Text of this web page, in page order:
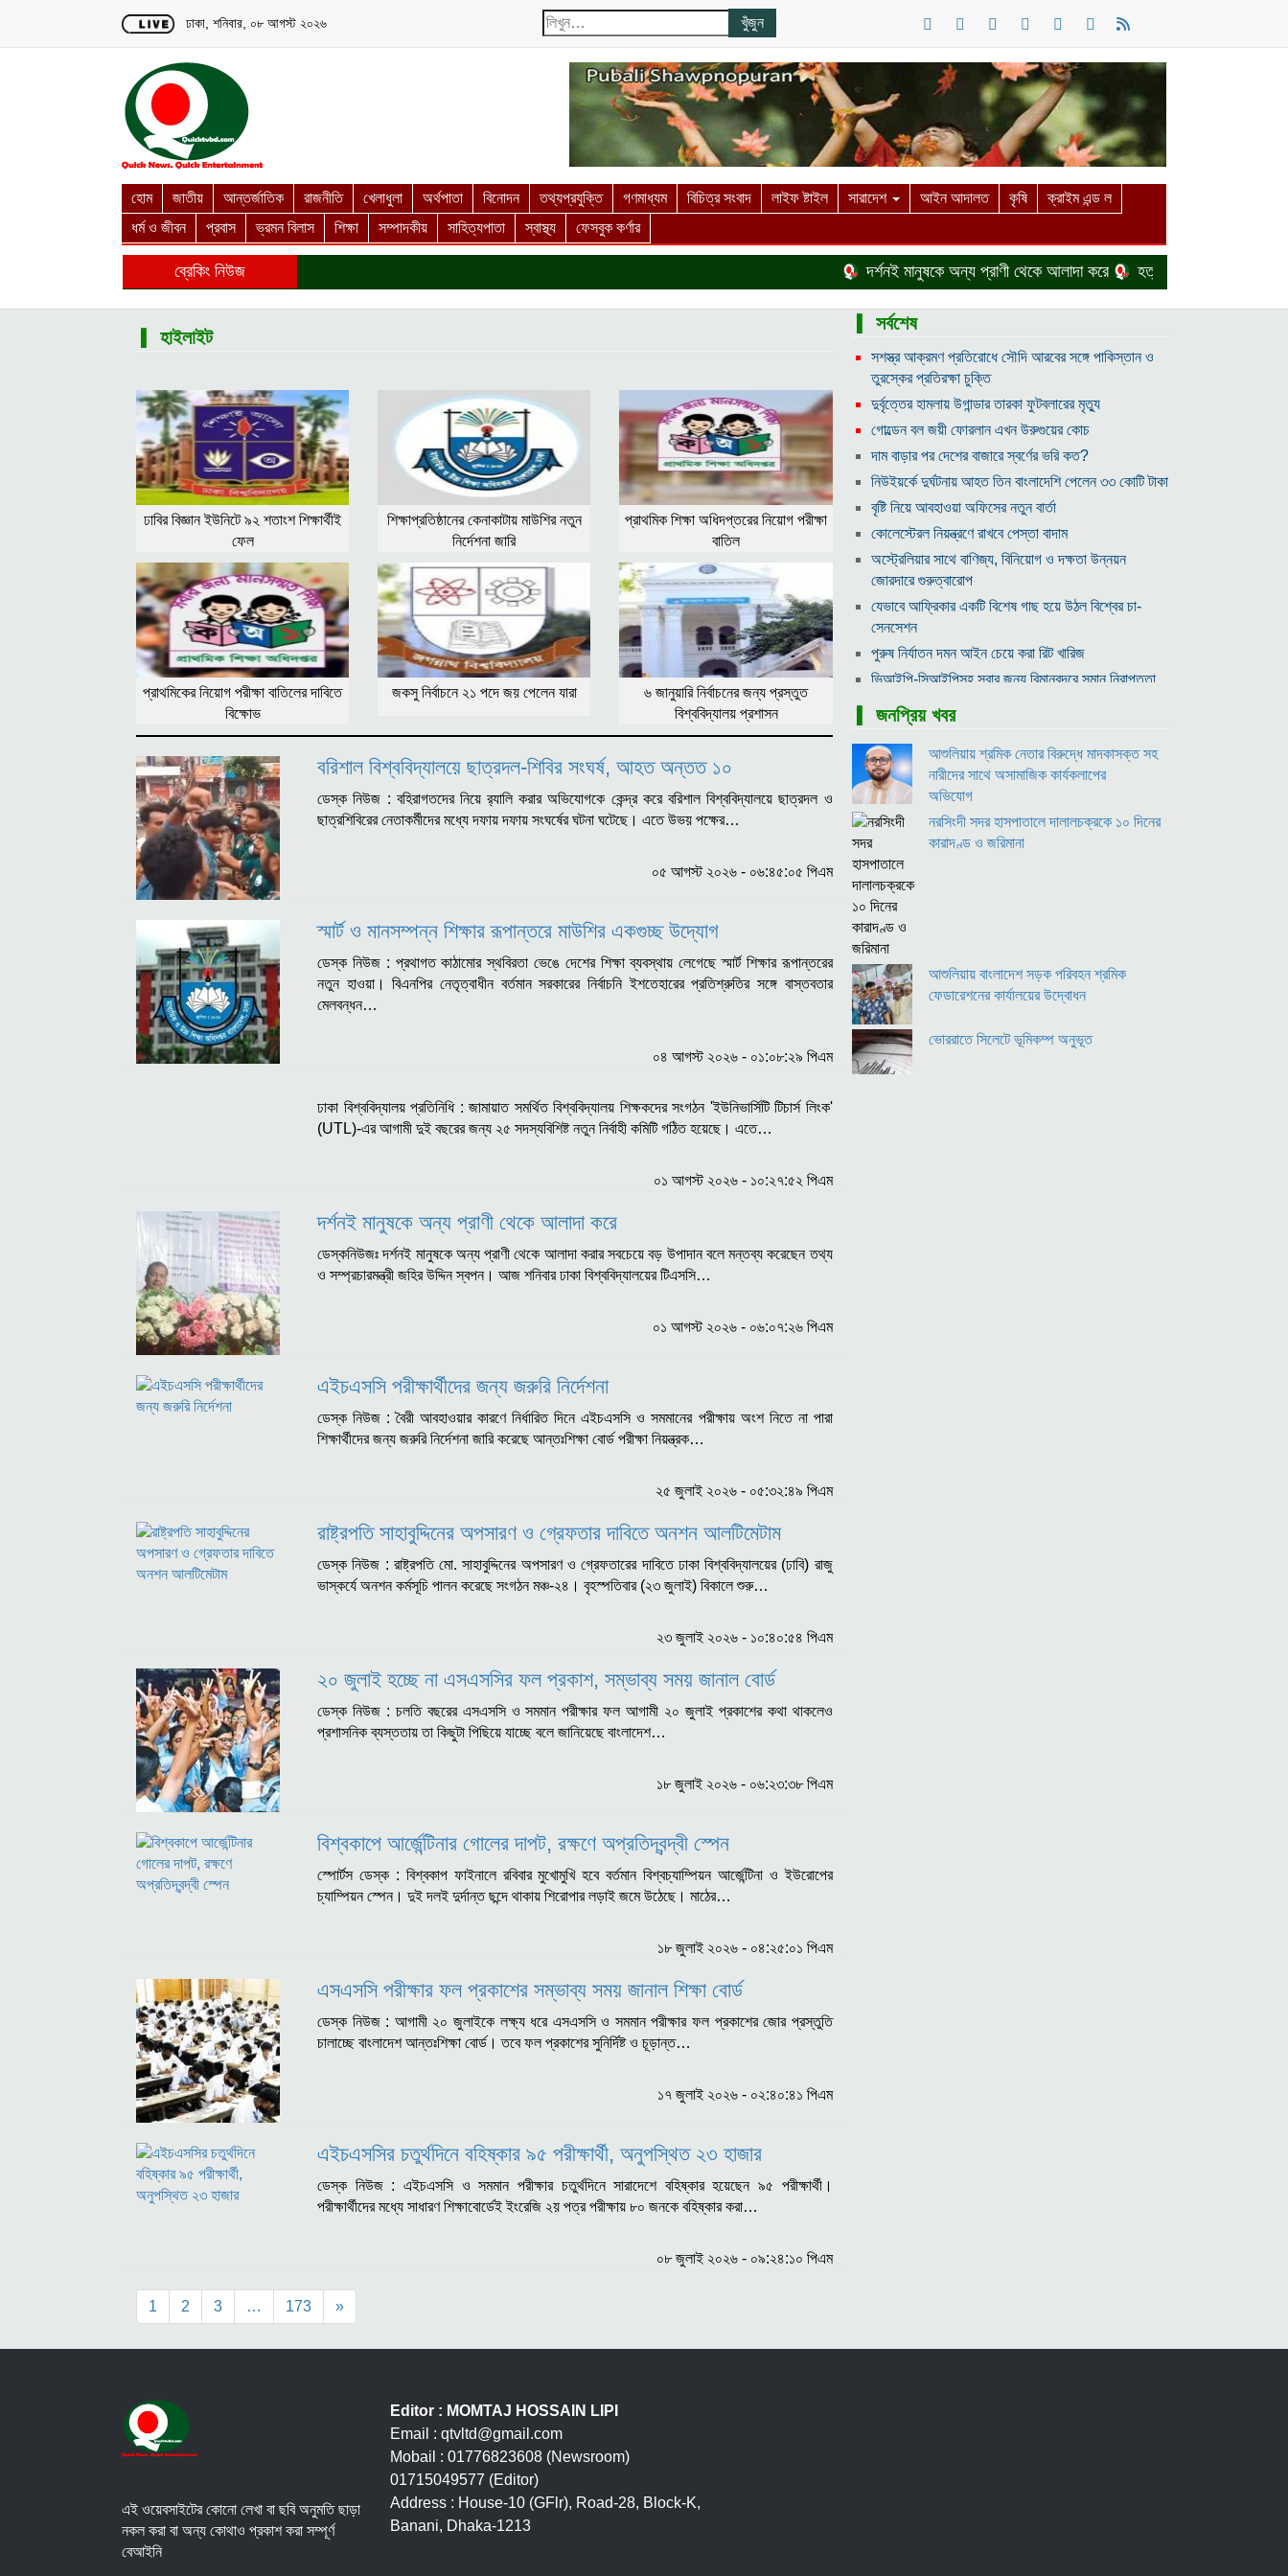
ঢাকা, শনিবার, ০৮ আগস্ট ২০২৬
হোম জাতীয় আন্তর্জাতিক রাজনীতি খেলাধুলা অর্থপাতা বিনোদন তথ্যপ্রযুক্তি গণমাধ্যম বিচিত্র সংবাদ লাইফ ষ্টাইল সারাদেশ আইন আদালত কৃষি
ক্রাইম এন্ড ল
ধর্ম ও জীবন
প্রবাস ভ্রমন বিলাস শিক্ষা সম্পাদকীয় সাহিত্যপাতা স্বাস্থ্য ফেসবুক কর্ণার
ব্রেকিং নিউজ দর্শনই মানুষকে অন্য প্রাণী থেকে আলাদা করে হত্যা মামলা থেকে বাঁচতে দেশ
▎হাইলাইট
ঢাবির বিজ্ঞান ইউনিটে ৯২ শতাংশ শিক্ষার্থীই
ফেল
শিক্ষাপ্রতিষ্ঠানের কেনাকাটায় মাউশির নতুন
নির্দেশনা জারি
প্রাথমিক শিক্ষা অধিদপ্তরের নিয়োগ পরীক্ষা
বাতিল
প্রাথমিকের নিয়োগ পরীক্ষা বাতিলের দাবিতে
বিক্ষোভ
জকসু নির্বাচনে ২১ পদে জয় পেলেন যারা
৬ জানুয়ারি নির্বাচনের জন্য প্রস্তুত
বিশ্ববিদ্যালয় প্রশাসন
বরিশাল বিশ্ববিদ্যালয়ে ছাত্রদল-শিবির সংঘর্ষ, আহত অন্তত ১০
ডেস্ক নিউজ : বহিরাগতদের নিয়ে র‍্যালি করার অভিযোগকে কেন্দ্র করে বরিশাল বিশ্ববিদ্যালয়ে ছাত্রদল ও
ছাত্রশিবিরের নেতাকর্মীদের মধ্যে দফায় দফায় সংঘর্ষের ঘটনা ঘটেছে। এতে উভয় পক্ষের…
০৫ আগস্ট ২০২৬ - ০৬:৪৫:০৫ পিএম
স্মার্ট ও মানসম্পন্ন শিক্ষার রূপান্তরে মাউশির একগুচ্ছ উদ্যোগ
ডেস্ক নিউজ : প্রথাগত কাঠামোর স্থবিরতা ভেঙে দেশের শিক্ষা ব্যবস্থায় লেগেছে স্মার্ট শিক্ষার রূপান্তরের
নতুন হাওয়া। বিএনপির নেতৃত্বাধীন বর্তমান সরকারের নির্বাচনি ইশতেহারের প্রতিশ্রুতির সঙ্গে বাস্তবতার
মেলবন্ধন…
০৪ আগস্ট ২০২৬ - ০১:০৮:২৯ পিএম
ঢাকা বিশ্ববিদ্যালয় প্রতিনিধি : জামায়াত সমর্থিত বিশ্ববিদ্যালয় শিক্ষকদের সংগঠন 'ইউনিভার্সিটি টিচার্স লিংক'
(UTL)-এর আগামী দুই বছরের জন্য ২৫ সদস্যবিশিষ্ট নতুন নির্বাহী কমিটি গঠিত হয়েছে। এতে…
০১ আগস্ট ২০২৬ - ১০:২৭:৫২ পিএম
দর্শনই মানুষকে অন্য প্রাণী থেকে আলাদা করে
ডেস্কনিউজঃ দর্শনই মানুষকে অন্য প্রাণী থেকে আলাদা করার সবচেয়ে বড় উপাদান বলে মন্তব্য করেছেন তথ্য
ও সম্প্রচারমন্ত্রী জহির উদ্দিন স্বপন। আজ শনিবার ঢাকা বিশ্ববিদ্যালয়ের টিএসসি…
০১ আগস্ট ২০২৬ - ০৬:০৭:২৬ পিএম
এইচএসসি পরীক্ষার্থীদের জন্য জরুরি নির্দেশনা
ডেস্ক নিউজ : বৈরী আবহাওয়ার কারণে নির্ধারিত দিনে এইচএসসি ও সমমানের পরীক্ষায় অংশ নিতে না পারা
শিক্ষার্থীদের জন্য জরুরি নির্দেশনা জারি করেছে আন্তঃশিক্ষা বোর্ড পরীক্ষা নিয়ন্ত্রক…
২৫ জুলাই ২০২৬ - ০৫:৩২:৪৯ পিএম
রাষ্ট্রপতি সাহাবুদ্দিনের অপসারণ ও গ্রেফতার দাবিতে অনশন আলটিমেটাম
ডেস্ক নিউজ : রাষ্ট্রপতি মো. সাহাবুদ্দিনের অপসারণ ও গ্রেফতারের দাবিতে ঢাকা বিশ্ববিদ্যালয়ের (ঢাবি) রাজু
ভাস্কর্যে অনশন কর্মসূচি পালন করেছে সংগঠন মঞ্চ-২৪। বৃহস্পতিবার (২৩ জুলাই) বিকালে শুরু…
২৩ জুলাই ২০২৬ - ১০:৪০:৫৪ পিএম
২০ জুলাই হচ্ছে না এসএসসির ফল প্রকাশ, সম্ভাব্য সময় জানাল বোর্ড
ডেস্ক নিউজ : চলতি বছরের এসএসসি ও সমমান পরীক্ষার ফল আগামী ২০ জুলাই প্রকাশের কথা থাকলেও
প্রশাসনিক ব্যস্ততায় তা কিছুটা পিছিয়ে যাচ্ছে বলে জানিয়েছে বাংলাদেশ…
১৮ জুলাই ২০২৬ - ০৬:২৩:৩৮ পিএম
বিশ্বকাপে আর্জেন্টিনার গোলের দাপট, রক্ষণে অপ্রতিদ্বন্দ্বী স্পেন
স্পোর্টস ডেস্ক : বিশ্বকাপ ফাইনালে রবিবার মুখোমুখি হবে বর্তমান বিশ্বচ্যাম্পিয়ন আর্জেন্টিনা ও ইউরোপের
চ্যাম্পিয়ন স্পেন। দুই দলই দুর্দান্ত ছন্দে থাকায় শিরোপার লড়াই জমে উঠেছে। মাঠের…
১৮ জুলাই ২০২৬ - ০৪:২৫:০১ পিএম
এসএসসি পরীক্ষার ফল প্রকাশের সম্ভাব্য সময় জানাল শিক্ষা বোর্ড
ডেস্ক নিউজ : আগামী ২০ জুলাইকে লক্ষ্য ধরে এসএসসি ও সমমান পরীক্ষার ফল প্রকাশের জোর প্রস্তুতি
চালাচ্ছে বাংলাদেশ আন্তঃশিক্ষা বোর্ড। তবে ফল প্রকাশের সুনির্দিষ্ট ও চূড়ান্ত…
১৭ জুলাই ২০২৬ - ০২:৪০:৪১ পিএম
এইচএসসির চতুর্থদিনে বহিষ্কার ৯৫ পরীক্ষার্থী, অনুপস্থিত ২৩ হাজার
ডেস্ক নিউজ : এইচএসসি ও সমমান পরীক্ষার চতুর্থদিনে সারাদেশে বহিষ্কার হয়েছেন ৯৫ পরীক্ষার্থী।
পরীক্ষার্থীদের মধ্যে সাধারণ শিক্ষাবোর্ডেই ইংরেজি ২য় পত্র পরীক্ষায় ৮০ জনকে বহিষ্কার করা…
০৮ জুলাই ২০২৬ - ০৯:২৪:১০ পিএম
1 2 3 … 173 »
▎সর্বশেষ
সশস্ত্র আক্রমণ প্রতিরোধে সৌদি আরবের সঙ্গে পাকিস্তান ও
তুরস্কের প্রতিরক্ষা চুক্তি
দুর্বৃত্তের হামলায় উগান্ডার তারকা ফুটবলারের মৃত্যু
গোল্ডেন বল জয়ী ফোরলান এখন উরুগুয়ের কোচ
দাম বাড়ার পর দেশের বাজারে স্বর্ণের ভরি কত?
নিউইয়র্কে দুর্ঘটনায় আহত তিন বাংলাদেশি পেলেন ৩৩ কোটি টাকা
বৃষ্টি নিয়ে আবহাওয়া অফিসের নতুন বার্তা
কোলেস্টেরল নিয়ন্ত্রণে রাখবে পেস্তা বাদাম
অস্ট্রেলিয়ার সাথে বাণিজ্য, বিনিয়োগ ও দক্ষতা উন্নয়ন
জোরদারে গুরুত্বারোপ
যেভাবে আফ্রিকার একটি বিশেষ গাছ হয়ে উঠল বিশ্বের চা-
সেনসেশন
পুরুষ নির্যাতন দমন আইন চেয়ে করা রিট খারিজ
ভিআইপি-সিআইপিসহ সবার জন্য বিমানবন্দরে সমান নিরাপত্তা
সূর্যের বুকে অধরা প্লাজমার সন্ধান, উদ্ঘাটিত হলো নতুন চৌম্বক
রহস্য
উপমহাদেশের প্রভাবশালী ১০ সুফি সাধক
প্রতারণা মামলায় সালমান খানকে আদালতে তলব
কোটি টাকার মৃত্যু ভাতার লোভে সেনাদের বিয়ে, সামনে এলো
চাঞ্চল্যকর অভিযোগ
▎জনপ্রিয় খবর
আশুলিয়ায় শ্রমিক নেতার বিরুদ্ধে মাদকাসক্ত সহ
নারীদের সাথে অসামাজিক কার্যকলাপের
অভিযোগ
নরসিংদী সদর হাসপাতালে দালালচক্রকে ১০ দিনের
কারাদণ্ড ও জরিমানা
আশুলিয়ায় বাংলাদেশ সড়ক পরিবহন শ্রমিক
ফেডারেশনের কার্যালয়ের উদ্বোধন
ভোররাতে সিলেটে ভূমিকম্প অনুভূত
এই ওয়েবসাইটের কোনো লেখা বা ছবি অনুমতি ছাড়া
নকল করা বা অন্য কোথাও প্রকাশ করা সম্পূর্ণ
বেআইনি
Editor : MOMTAJ HOSSAIN LIPI
Email : qtvltd@gmail.com
Mobail : 01776823608 (Newsroom)
01715049577 (Editor)
Address : House-10 (GFlr), Road-28, Block-K,
Banani, Dhaka-1213